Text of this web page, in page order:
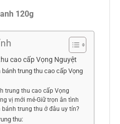
120g
cao cấp Vọng Nguyệt
trung thu cao cấp Vọng
trung thu cao cấp Vọng
vị mới mẻ-Giữ trọn ân tình
bánh trung thu ở đâu uy tín?
thu: